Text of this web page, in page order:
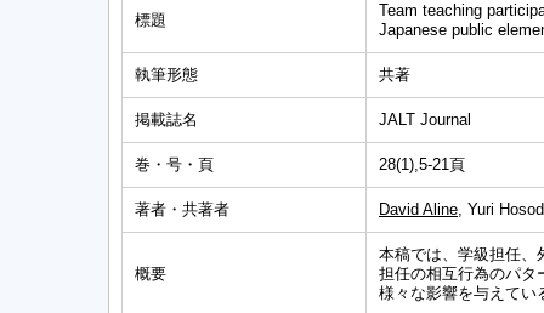
標題
Team teaching
Japanese public
執筆形態 共著
掲載誌名 JALT Journal
巻・号・頁 28(1),5-21頁
著者・共著者 David Aline, Yuri
概要
本稿では、学級担任、
担任の相互行為のパタ
様々な影響を与えてい